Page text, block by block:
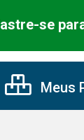
se
Meus